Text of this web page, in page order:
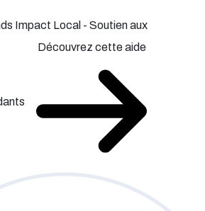
Impact Local - Soutien aux
Découvrez cette aide